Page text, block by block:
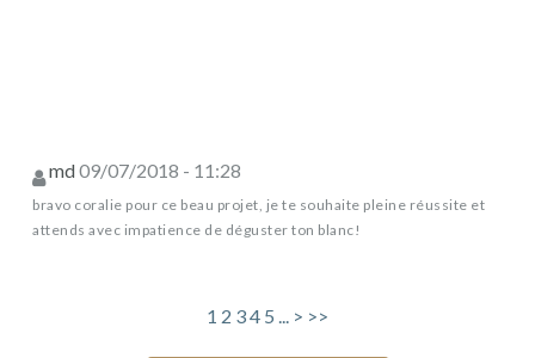
md09/07/2018 - 11:28
bravo coralie pour ce beau projet, je te souhaite pleine réussite et
attends avec impatience de déguster ton blanc!
1 2 34 5 ... > >>